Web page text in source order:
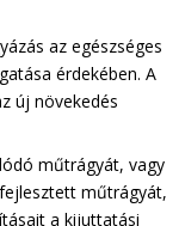
az egészséges
érdekében. A
új növekedés
műtrágyát, vagy
műtrágyát,
a kijuttatási